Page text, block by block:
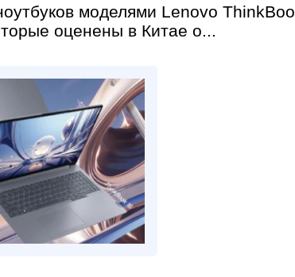
моделями Lenovo
оценены в Китае о...